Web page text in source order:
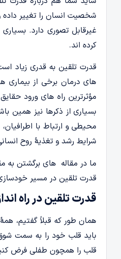
شخصیت انسان را تغییر
غیرقابل تصوری دارد.
کرده اند.
قدرت تلقین به قدری زیاد
های درمان برخی از بیماری
مؤثرترین راه های ورود
بسیاری از ذکرها نیز همین
محیطی و ارتباط با
شرایط رشد و تغذیۀ روح
ما در مقاله های برگشتن به
قدرت تلقین در مسیر
قدرت تلقین در راه
همان طور که قبلاً گفتیم،
باید قلب خود را به سمت
قلب را همچون طفلى فرض